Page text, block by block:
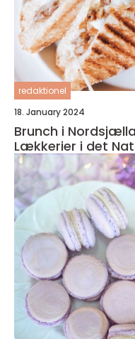
redaktionel
18. January 2024
Brunch i
Lækkerier i det